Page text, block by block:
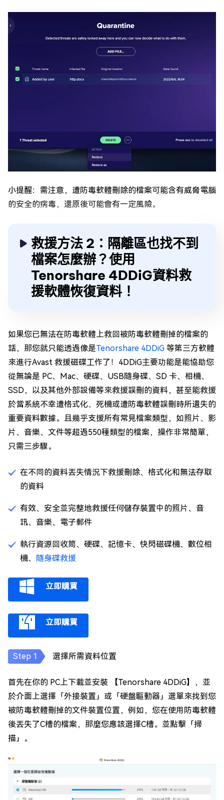
小提醒：需注意，遭防毒軟體刪除的檔案可能含有威脅電腦
的安全的病毒，還原後可能會有一定風險。
救援方法 2：隔離區也找不到
檔案怎麼辦？使用
Tenorshare 4DDiG資料救
援軟體恢復資料！
如果您已無法在防毒軟體上救回被防毒軟體刪掉的檔案的
話，那您就只能透過像是Tenorshare 4DDiG 等第三方軟體
來進行Avast 救援磁碟工作了！4DDiG主要功能是能協助您
從無論是 PC、Mac、硬碟、USB隨身碟、SD 卡、相機、
SSD，以及其他外部設備等來救援誤刪的資料，甚至能救援
於當系統不幸遭格式化、死機或遭防毒軟體誤刪時所遺失的
重要資料數據。且幾乎支援所有常見檔案類型，如照片、影
片、音樂、文件等超過550種類型的檔案，操作非常簡單，
只需三步驟。
在不同的資料丟失情況下救援刪除、格式化和無法存取
的資料
有效、安全並完整地救援任何儲存裝置中的照片、音
訊、音樂、電子郵件
執行資源回收筒、硬碟、記憶卡、快閃磁碟機、數位相
機、
隨身碟救援
立即購買
立即購買
選擇所需資料位置
首先在你的 PC上下載並安裝 【Tenorshare 4DDiG】，並
於介面上選擇「外接裝置」或「硬盤驅動器」選單來找到您
被防毒軟體刪掉的文件裝置位置，例如，您在使用防毒軟體
後丟失了C槽的檔案，那麼您應該選擇C槽。並點擊「掃
描」。